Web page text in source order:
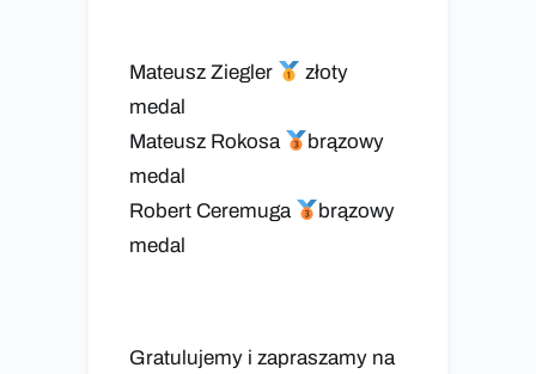
Mateusz Ziegler
złoty
medal
Mateusz Rokosa
brązowy
medal
Robert Ceremuga
brązowy
medal
Gratulujemy i zapraszamy na